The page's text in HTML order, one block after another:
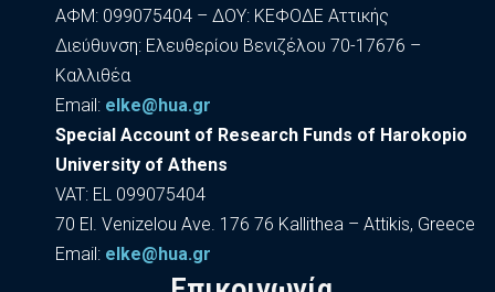
ΑΦΜ: 099075404 – ΔΟΥ: ΚΕΦΟΔΕ Αττικής
Διεύθυνση: Ελευθερίου Βενιζέλου 70-17676 –
Καλλιθέα
Εmail: elke@hua.gr
Special Account of Research Funds of Harokopio
University of Athens
VAT: EL 099075404
70 El. Venizelou Ave. 176 76 Kallithea – Attikis, Greece
Εmail: elke@hua.gr